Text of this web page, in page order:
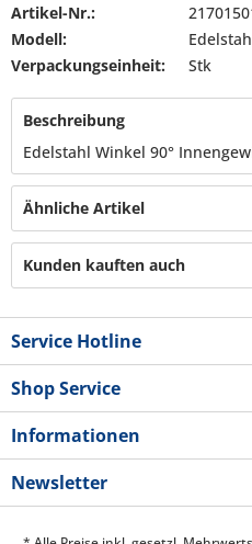
Artikel-Nr.:
Modell:
Verpackungseinheit:
Stk
Beschreibung
Edelstahl Winkel 90°
Ähnliche Artikel
Kunden kauften auch
Service Hotline
Shop Service
Informationen
Newsletter